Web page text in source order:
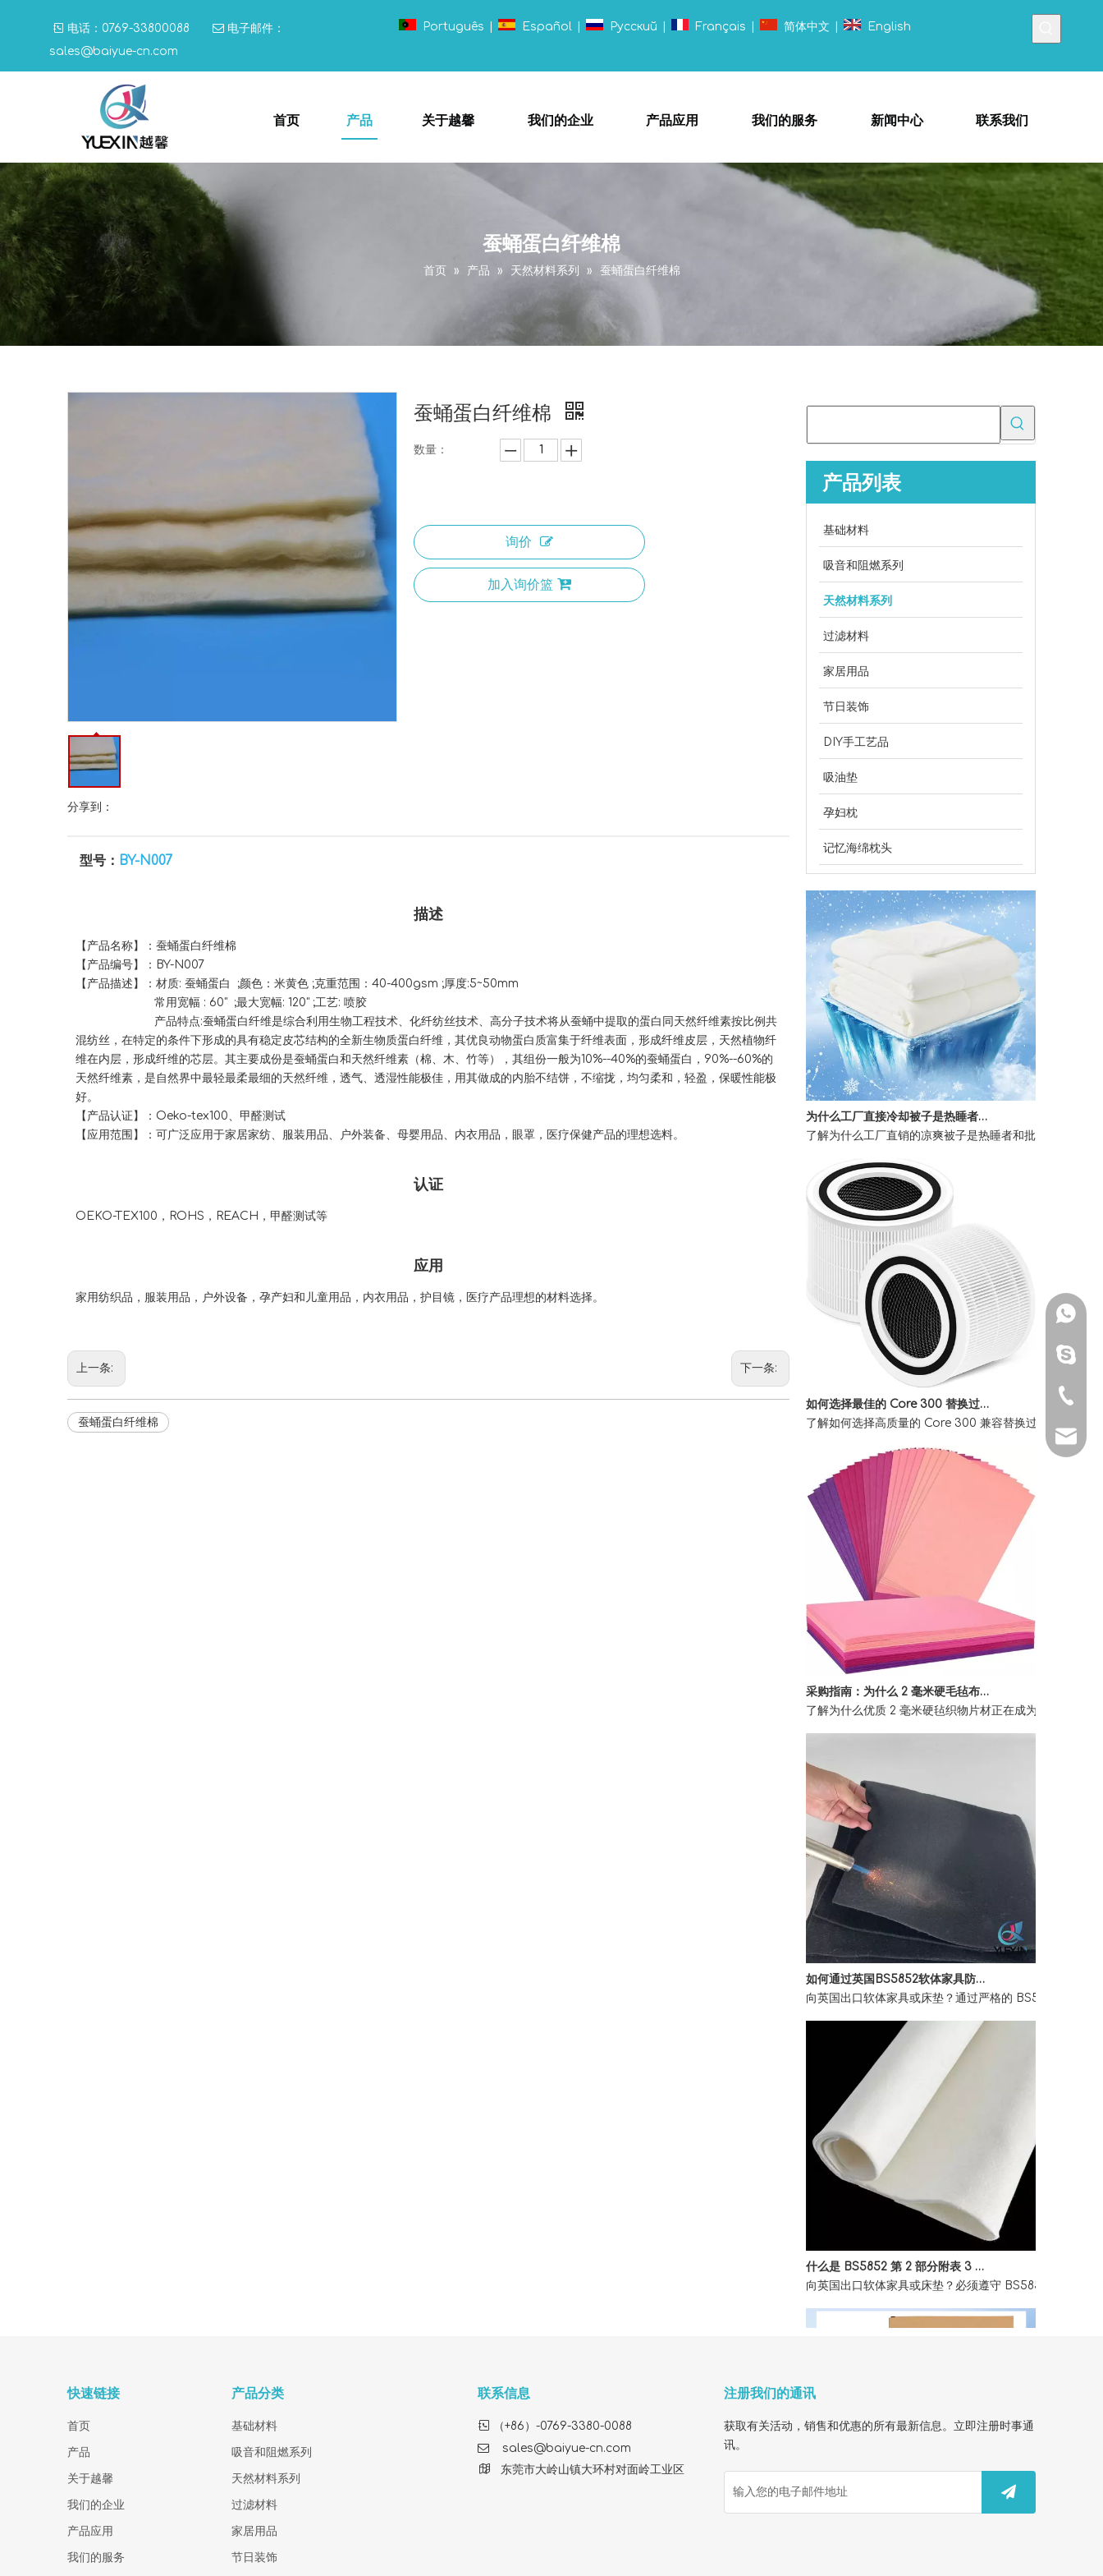
 电话：0769-33800088  电子邮件：
sales@baiyue-cn.com
Português Español Pусский Français 简体中文 English
首页 产品 关于越馨 我们的企业 产品应用 我们的服务 新闻中心 联系我们
蚕蛹蛋白纤维棉
首页 » 产品 » 天然材料系列 » 蚕蛹蛋白纤维棉
分享到：
蚕蛹蛋白纤维棉
数量：
询价
加入询价篮
型号： BY-N007
描述
【产品名称】：蚕蛹蛋白纤维棉
【产品编号】：BY-N007
【产品描述】：材质: 蚕蛹蛋白 ;颜色：米黄色 ;克重范围：40-400gsm ;厚度:5~50mm
常用宽幅 : 60" ;最大宽幅: 120" ;工艺: 喷胶
产品特点:蚕蛹蛋白纤维是综合利用生物工程技术、化纤纺丝技术、高分子技术将从蚕蛹中提取的蛋白同天然纤维素按比例共
混纺丝，在特定的条件下形成的具有稳定皮芯结构的全新生物质蛋白纤维，其优良动物蛋白质富集于纤维表面，形成纤维皮层，天然植物纤
维在内层，形成纤维的芯层。其主要成份是蚕蛹蛋白和天然纤维素（棉、木、竹等），其组份一般为10%--40%的蚕蛹蛋白，90%--60%的
天然纤维素，是自然界中最轻最柔最细的天然纤维，透气、透湿性能极佳，用其做成的内胎不结饼，不缩拢，均匀柔和，轻盈，保暖性能极
好。
【产品认证】：Oeko-tex100、甲醛测试
【应用范围】：可广泛应用于家居家纺、服装用品、户外装备、母婴用品、内衣用品，眼罩，医疗保健产品的理想选料。
认证
OEKO-TEX100，ROHS，REACH，甲醛测试等
应用
家用纺织品，服装用品，户外设备，孕产妇和儿童用品，内衣用品，护目镜，医疗产品理想的材料选择。
上一条: 下一条:
蚕蛹蛋白纤维棉
产品列表
基础材料
吸音和阻燃系列
天然材料系列
过滤材料
家居用品
节日装饰
DIY手工艺品
吸油垫
孕妇枕
记忆海绵枕头
为什么吸油垫对于溢出控制很重要？
了解如何选择和使用吸油垫进行工业泄漏控制，确保安全
空气净化器替换过滤器的专业 OEM 制造商，为全球分
为什么工厂直接冷却被子是热睡者的最佳选择
了解为什么工厂直销的凉爽被子是热睡者和批量购买者
了解如何选择高质量的 Core 300 兼容替换过滤器。了解
了解为什么优质 2 毫米硬毡织物片材正在成为全球批发
如何通过英国BS5852软体家具防火法规
向英国出口软体家具或床垫？通过严格的 BS5852 第 2
什么是 BS5852 第 2 部分附表 3 家具防火测试？
向英国出口软体家具或床垫？必须遵守 BS5852 第 2 部
How To Find A Reliable OEM Factory for FY1410 HEPA Filter Customization
快速链接
首页
产品
关于越馨
我们的企业
产品应用
我们的服务
产品分类
基础材料
吸音和阻燃系列
天然材料系列
过滤材料
家居用品
节日装饰
联系信息
 （+86）-0769-3380-0088
 sales@baiyue-cn.com
 东莞市大岭山镇大环村对面岭工业区
Skype
电话：
电子邮
注册我们的通讯
获取有关活动，销售和优惠的所有最新信息。立即注册时事通
讯。